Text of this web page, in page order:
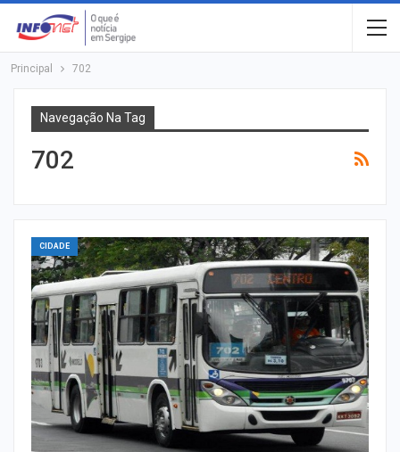
Principal 702
Navegação Na Tag
702
CIDADE